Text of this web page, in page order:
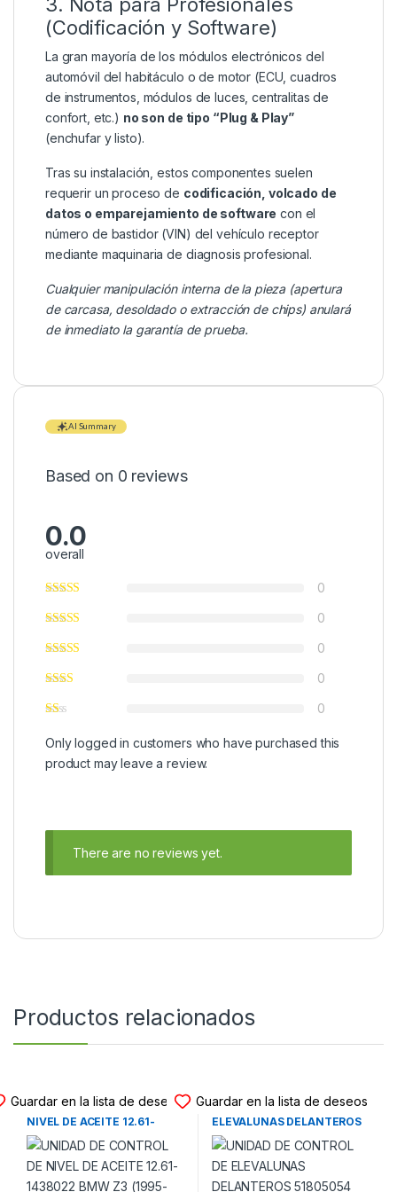
3. Nota para Profesionales
(Codificación y Software)
La gran mayoría de los módulos electrónicos del
automóvil del habitáculo o de motor (ECU, cuadros
de instrumentos, módulos de luces, centralitas de
confort, etc.) no son de tipo “Plug & Play”
(enchufar y listo).
Tras su instalación, estos componentes suelen
requerir un proceso de codificación, volcado de
datos o emparejamiento de software con el
número de bastidor (VIN) del vehículo receptor
mediante maquinaria de diagnosis profesional.
Cualquier manipulación interna de la pieza (apertura
de carcasa, desoldado o extracción de chips) anulará
de inmediato la garantía de prueba.
AI Summary
Based on 0 reviews
0.0
overall
0
0
0
0
0
Only logged in customers who have purchased this
product may leave a review.
There are no reviews yet.
Productos relacionados
Guardar en la lista de deseos
UNIDAD DE CONTROL DE
NIVEL DE ACEITE 12.61-
1438022 BMW Z3 (1995-
2003)
Guardar en la lista de deseos
UNIDAD DE CONTROL DE
ELEVALUNAS DELANTEROS
51805054 FIAT LINEA (2007-
2017)